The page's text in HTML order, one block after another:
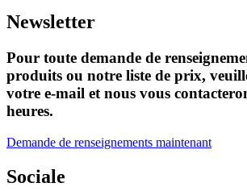
Newsletter
Pour toute demande de
produits ou notre liste de prix,
votre e-mail et nous vous
heures.
Demande de renseignements maintenant
Sociale